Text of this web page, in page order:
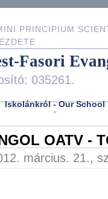
PRINCIPIUM
Fasori
035261.
Iskolánkról - Our School
OATV -
március. 21.,